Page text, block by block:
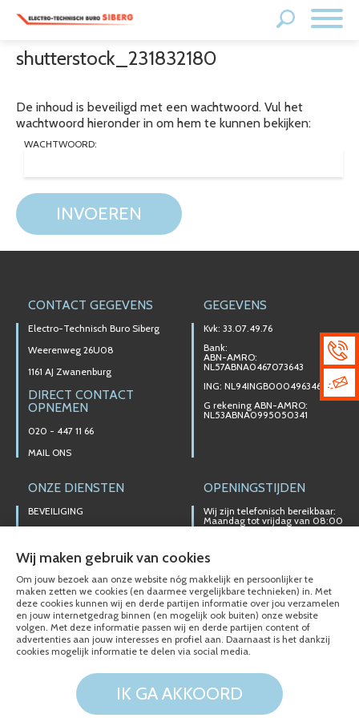
shutterstock_231832180
De inhoud is beveiligd met een wachtwoord. Vul het
wachtwoord hieronder in om hem te kunnen bekijken:
WACHTWOORD:
INVOEREN
CONTACT GEGEVENS
Electro-Technisch Buro Siberg
Weerenweg 26U08
1161 AJ Zwanenburg
DIRECT CONTACT
OPNEMEN
020 - 447 11 66
MAIL ONS
GEGEVENS
Kvk: 33.07.49.76
Bank:
ABN-AMRO:
NL57ABNA0467073643
ING: NL94INGB0004963467
G rekening ABN-AMRO:
NL53ABNA0995050341
ONZE DIENSTEN
BEVEILIGING
ALARMINSTALLATIES
NOODVERLICHTING
VERLICHTINGSTECHNIEKEN
DOMOTICA SYSTEMEN/KNX
VIDEO INTERCOM
OPENINGSTIJDEN
Wij zijn telefonisch bereikbaar:
Maandag tot vrijdag van 08:00
t/m 17:00 uur
particuliere verkoop.
Afhalen van materialen is
alleen mogelijk na telefonisch
contact.
© Electro-Technisch Buro Siberg 2020 - 2026
Wij maken gebruik van cookies
Om jouw bezoek aan onze website nóg makkelijk en persoonlijker te
maken zetten we cookies (en daarmee vergelijkbare technieken) in. Met
deze cookies kunnen wij en derde partijen informatie over jou verzamelen
en jouw internetgedrag binnen (en mogelijk ook buiten) onze website
volgen. Met deze informatie passen wij en derde partijen content of
advertenties aan jouw interesses en profiel aan. Daarnaast is het dankzij
cookies mogelijk informatie te delen via social media.
IK GA AKKOORD